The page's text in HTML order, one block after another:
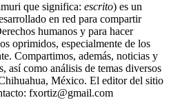
que significa: escrito) es un
en red para compartir
humanos y para hacer
oprimidos, especialmente de los
Compartimos, además, noticias y
así como análisis de temas diversos
México. El editor del sitio
fxortiz@gmail.com